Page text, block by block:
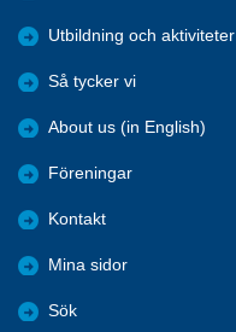
Utbildning och aktiviteter
Så tycker vi
About us (in English)
Föreningar
Kontakt
Mina sidor
Sök